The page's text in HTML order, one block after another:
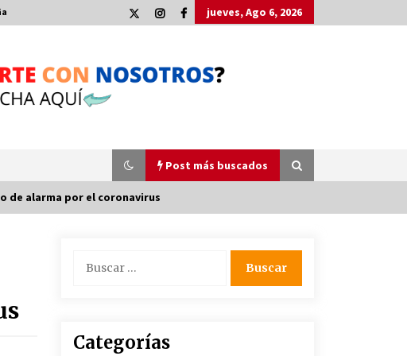
jueves, Ago 6, 2026
Post más buscados
Plaga de pulgas en el festival
Interestelar de Sevilla: «Pensé que
liquidación al no tener que pagar
de alarma por el coronavirus
Categorías